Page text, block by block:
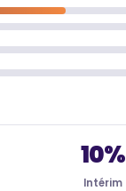
10%
Intérim